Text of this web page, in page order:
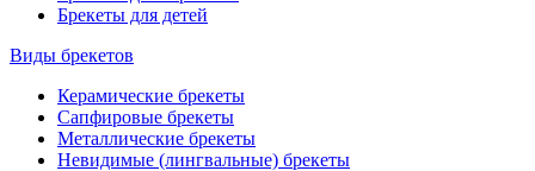
Брекеты для детей
Виды брекетов
Керамические брекеты
Сапфировые брекеты
Металлические брекеты
Невидимые (лингвальные) брекеты